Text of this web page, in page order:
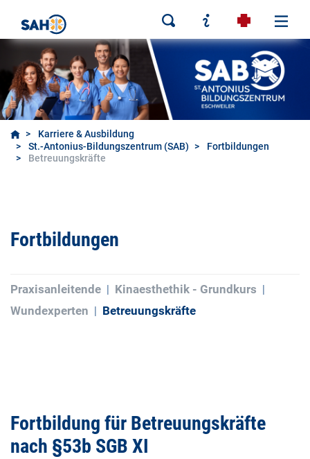
Karriere & Ausbildung
St.-Antonius-Bildungszentrum (SAB)
Fortbildungen
Betreuungskräfte
Fortbildungen
Praxisanleitende
Kinaesthethik - Grundkurs
Wundexperten
Betreuungskräfte
Fortbildung für Betreuungskräfte
nach §53b SGB XI